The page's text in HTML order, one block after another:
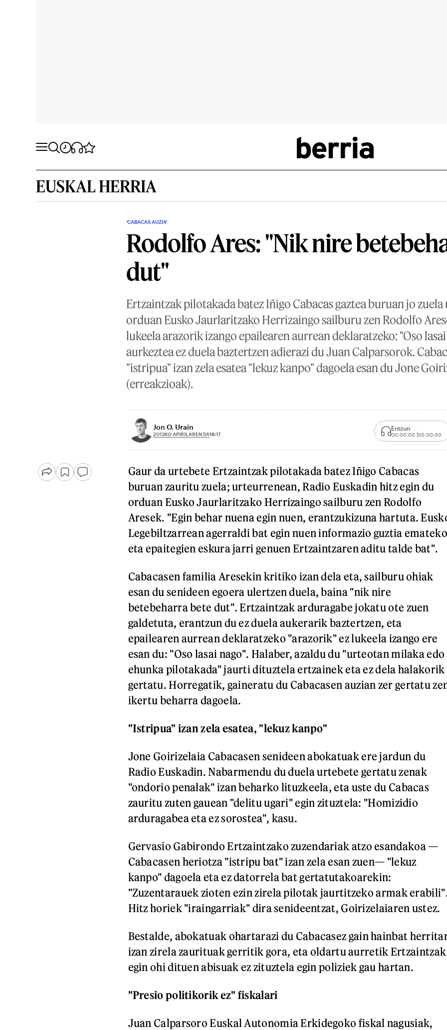
EUSKAL HERRIA
'CABACAS AUZIA'
Rodolfo Ares: "Nik nire
dut"
Ertzaintzak pilotakada batez Iñigo Cabacas gaztea buruan jo
orduan Eusko Jaurlaritzako Herrizaingo sailburu zen Rodolfo
lukeela arazorik izango epailearen aurrean deklaratzeko: "Oso
aurkeztea ez duela baztertzen adierazi du Juan Calparsorok.
"istripua" izan zela esatea "lekuz kanpo" dagoela esan du Jone
(erreakzioak).
Jon O. Urain
2013KO APIRILAREN 5A16:17
Entzun
00:00:00 00:00:00
Gaur da urtebete Ertzaintzak pilotakada batez Iñigo Cabacas
buruan zauritu zuela; urteurrenean, Radio Euskadin hitz egin du
orduan Eusko Jaurlaritzako Herrizaingo sailburu zen Rodolfo
Aresek. "Egin behar nuena egin nuen, erantzukizuna hartuta.
Legebiltzarrean agerraldi bat egin nuen informazio guztia
eta epaitegien eskura jarri genuen Ertzaintzaren aditu talde bat".
Cabacasen familia Aresekin kritiko izan dela eta, sailburu ohiak
esan du senideen egoera ulertzen duela, baina "nik nire
betebeharra bete dut". Ertzaintzak arduragabe jokatu ote zuen
galdetuta, erantzun du ez duela aukerarik baztertzen, eta
epailearen aurrean deklaratzeko "arazorik" ez lukeela izango ere
esan du: "Oso lasai nago". Halaber, azaldu du "urteotan milaka edo
ehunka pilotakada" jaurti dituztela ertzainek eta ez dela halakorik
gertatu. Horregatik, gaineratu du Cabacasen auzian zer gertatu
ikertu beharra dagoela.
"Istripua" izan zela esatea, "lekuz kanpo"
Jone Goirizelaia Cabacasen senideen abokatuak ere jardun du
Radio Euskadin. Nabarmendu du duela urtebete gertatu zenak
"ondorio penalak" izan beharko lituzkeela, eta uste du Cabacas
zauritu zuten gauean "delitu ugari" egin zituztela: "Homizidio
arduragabea eta ez sorostea", kasu.
Gervasio Gabirondo Ertzaintzako zuzendariak atzo esandakoa —
Cabacasen heriotza "istripu bat" izan zela esan zuen— "lekuz
kanpo" dagoela eta ez datorrela bat gertatutakoarekin:
"Zuzentarauek zioten ezin zirela pilotak jaurtitzeko armak
Hitz horiek "iraingarriak" dira senideentzat, Goirizelaiaren ustez.
Bestalde, abokatuak ohartarazi du Cabacasez gain hainbat
izan zirela zaurituak gerritik gora, eta oldartu aurretik Ertzaintzak
egin ohi dituen abisuak ez zituztela egin poliziek gau hartan.
"Presio politikorik ez" fiskalari
Juan Calparsoro Euskal Autonomia Erkidegoko fiskal nagusiak,